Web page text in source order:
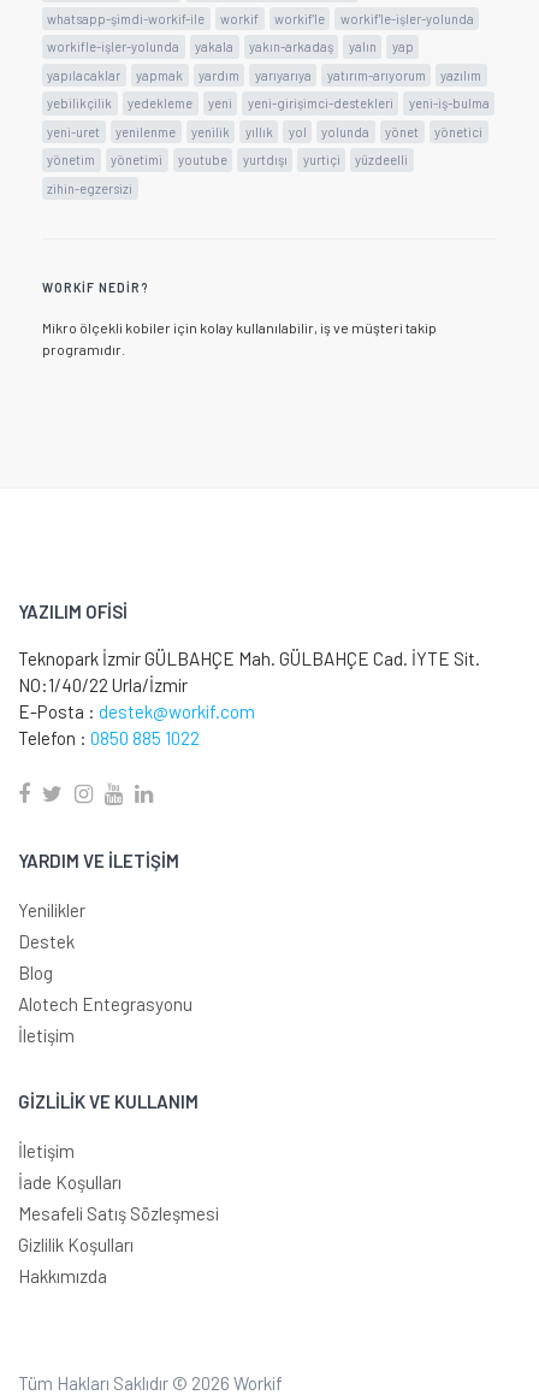
whatsapp-şimdi-workif-ile
workif workif'le
workif'le-işler-yolunda
workifle-işler-yolunda
yakala yakın-arkadaş yalın
yap
yapılacaklar
yapmak yardım yarıyarıya yatırım-arıyorum
yazılım
yebilikçilik
yedekleme yeni yeni-girişimci-destekleri
yeni-iş-bulma
yeni-uret
yenilenme yenilik yıllık yol yolunda yönet
yönetici
yönetim
yönetimi youtube yurtdışı yurtiçi
yüzdeelli
zihin-egzersizi
WORKIF NEDIR?
Mikro ölçekli kobiler için kolay kullanılabilir, iş ve müşteri takip
programıdır.
YAZILIM OFİSİ
Teknopark İzmir GÜLBAHÇE Mah. GÜLBAHÇE Cad. İYTE Sit.
NO:1/40/22 Urla/İzmir
E-Posta : destek@workif.com
Telefon : 0850 885 1022
YARDIM VE İLETİŞİM
Yenilikler
Destek
Blog
Alotech Entegrasyonu
İletişim
GİZLİLİK VE KULLANIM
İletişim
İade Koşulları
Mesafeli Satış Sözleşmesi
Gizlilik Koşulları
Hakkımızda
Tüm Hakları Saklıdır © 2026 Workif